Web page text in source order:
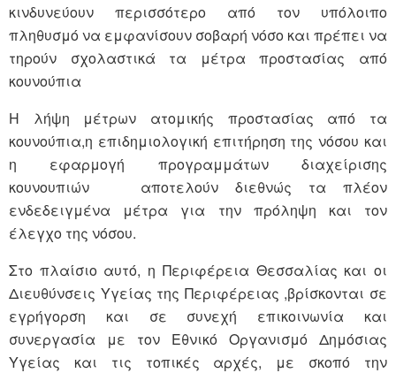
κινδυνεύουν περισσότερο από τον υπόλοιπο
πληθυσμό να εμφανίσουν σοβαρή νόσο και πρέπει να
τηρούν σχολαστικά τα μέτρα προστασίας από
κουνούπια
Η λήψη μέτρων ατομικής προστασίας από τα
κουνούπια,η επιδημιολογική επιτήρηση της νόσου και
η εφαρμογή προγραμμάτων διαχείρισης
κουνουπιών αποτελούν διεθνώς τα πλέον
ενδεδειγμένα μέτρα για την πρόληψη και τον
έλεγχο της νόσου.
Στο πλαίσιο αυτό, η Περιφέρεια Θεσσαλίας και οι
Διευθύνσεις Υγείας της Περιφέρειας ,βρίσκονται σε
εγρήγορση και σε συνεχή επικοινωνία και
συνεργασία με τον Εθνικό Οργανισμό Δημόσιας
Υγείας και τις τοπικές αρχές, με σκοπό την